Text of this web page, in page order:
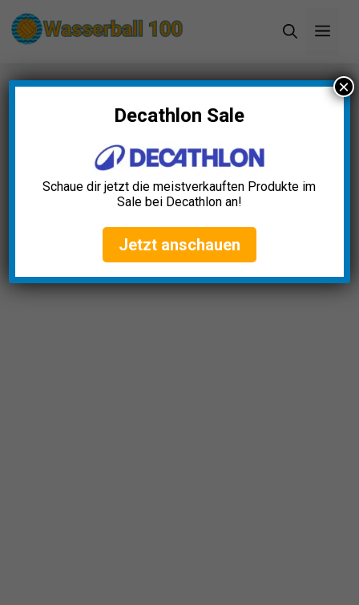
Zum
Inhalt
Startseite»Blog»Neoprenanzüge Kinder Test:
Die 5 besten (Bestenliste)
Neoprenanzüge Kinder Test:
Die 5 besten (Bestenliste)
April 23, 2025
Decathlon Sale
Schaue dir jetzt die meistverkauften Produkte im
Sale bei Decathlon an!
Jetzt anschauen
×